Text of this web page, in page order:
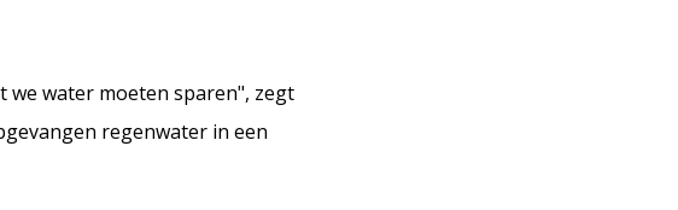
we water moeten sparen", zegt
regenwater in een